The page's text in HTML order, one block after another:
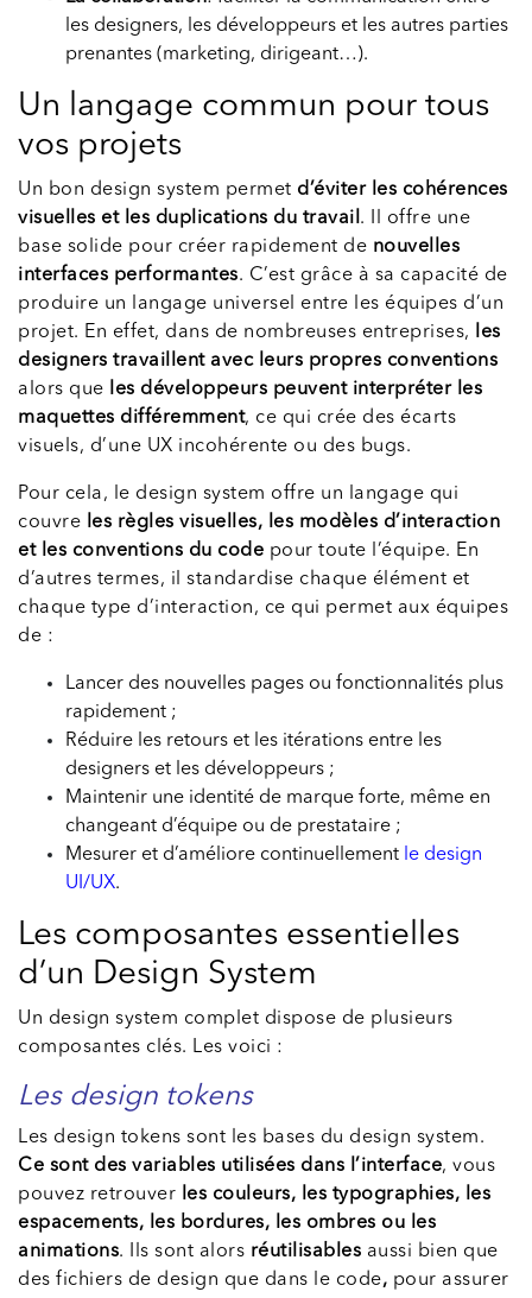
les designers, les développeurs et les autres parties
prenantes (marketing, dirigeant…).
Un langage commun pour tous
vos projets
Un bon design system permet d’éviter les cohérences
visuelles et les duplications du travail . Il offre une
base solide pour créer rapidement de nouvelles
interfaces performantes. C’est grâce à sa capacité de
produire un langage universel entre les équipes d’un
projet. En effet, dans de nombreuses entreprises,
les
designers travaillent avec leurs propres conventions
alors que
les développeurs peuvent interpréter les
maquettes différemment, ce qui crée des écarts
visuels, d’une UX incohérente ou des bugs.
Pour cela, le design system offre un langage qui
couvre
les règles visuelles, les modèles d’interaction
et les conventions du code pour toute l’équipe. En
d’autres termes, il standardise chaque élément et
chaque type d’interaction, ce qui permet aux équipes
de :
Lancer des nouvelles pages ou fonctionnalités plus
rapidement ;
Réduire les retours et les itérations entre les
designers et les développeurs ;
Maintenir une identité de marque forte, même en
changeant d’équipe ou de prestataire ;
Mesurer et d’améliore continuellement le design
UI/UX.
Les composantes essentielles
d’un Design System
Un design system complet dispose de plusieurs
composantes clés. Les voici :
Les design tokens
Les design tokens sont les bases du design system.
Ce sont des variables utilisées dans l’interface, vous
pouvez retrouver
les couleurs, les typographies, les
espacements, les bordures, les ombres ou les
animations. Ils sont alors réutilisables aussi bien que
des fichiers de design que dans le code, pour assurer